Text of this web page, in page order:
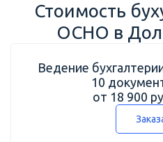
Стоимость
ОСНО в
Ведение
10
от 18 900